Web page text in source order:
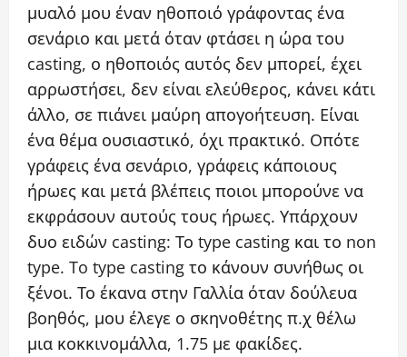
μυαλό μου έναν ηθοποιό γράφοντας ένα
σενάριο και μετά όταν φτάσει η ώρα του
casting, ο ηθοποιός αυτός δεν μπορεί, έχει
αρρωστήσει, δεν είναι ελεύθερος, κάνει κάτι
άλλο, σε πιάνει μαύρη απογοήτευση. Είναι
ένα θέμα ουσιαστικό, όχι πρακτικό. Οπότε
γράφεις ένα σενάριο, γράφεις κάποιους
ήρωες και μετά βλέπεις ποιοι μπορούνε να
εκφράσουν αυτούς τους ήρωες. Υπάρχουν
δυο ειδών casting: Το type casting και το non
type. To type casting το κάνουν συνήθως οι
ξένοι. Το έκανα στην Γαλλία όταν δούλευα
βοηθός, μου έλεγε ο σκηνοθέτης π.χ θέλω
μια κοκκινομάλλα, 1.75 με φακίδες.